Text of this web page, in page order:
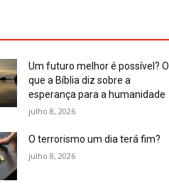
Um futuro melhor é possível? O
que a Bíblia diz sobre a
esperança para a humanidade
julho 8, 2026
O terrorismo um dia terá fim?
julho 8, 2026